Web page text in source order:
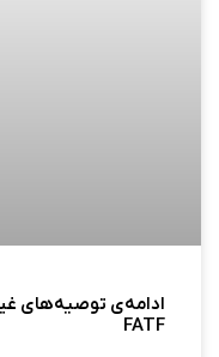
ادامه‌ی توصیه‌های
FATF